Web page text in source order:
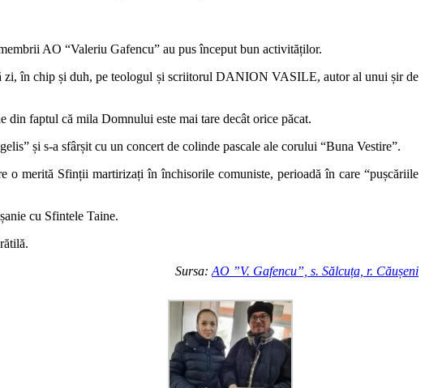
AO “Valeriu Gafencu” au pus început bun activităților.
zi, în chip și duh, pe teologul și scriitorul DANION VASILE, autor al unui șir de
faptul că mila Domnului este mai tare decât orice păcat.
și s-a sfârșit cu un concert de colinde pascale ale corului “Buna Vestire”.
o merită Sfinții martirizați în închisorile comuniste, perioadă în care “pușcăriile
cu Sfintele Taine.
Sursa: AO ”V. Gafencu”, s. Sălcuța, r. Căușeni